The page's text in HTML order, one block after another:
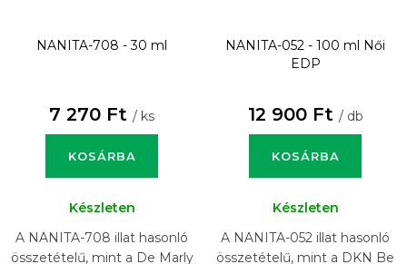
NANITA-708 - 30 ml
7 270 Ft / ks
KOSÁRBA
Készleten
A NANITA-708 illat hasonló
összetételű, mint a De Marly
NANITA-052 - 100 ml
Női
EDP
12 900 Ft / db
KOSÁRBA
Készleten
A NANITA-052 illat hasonló
összetételű, mint a DKN Be